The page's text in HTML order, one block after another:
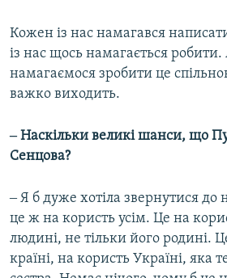
Кожен із нас намагався
із нас щось намагається
намагаємося зробити це
важко виходить.
‒ Наскільки великі шанси, що
Сенцова?
‒ Я б дуже хотіла звернутися до
це ж на користь усім. Це на
людині, не тільки його родині.
країні, на користь Україні, яка